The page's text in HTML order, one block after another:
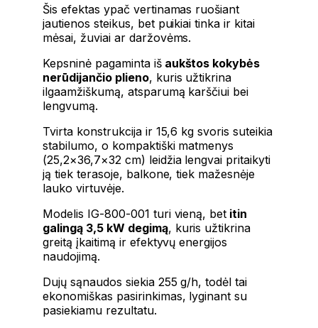
Šis efektas ypač vertinamas ruošiant
jautienos steikus, bet puikiai tinka ir kitai
mėsai, žuviai ar daržovėms.
Kepsninė pagaminta išaukštos kokybės
nerūdijančio plieno, kuris užtikrina
ilgaamžiškumą, atsparumą karščiui bei
lengvumą.
Tvirta konstrukcija ir 15,6 kg svoris suteikia
stabilumo, o kompaktiški matmenys
(25,2×36,7×32 cm) leidžia lengvai pritaikyti
ją tiek terasoje, balkone, tiek mažesnėje
lauko virtuvėje.
Modelis IG-800-001 turi vieną, bet itin
galingą 3,5 kW degimą, kuris užtikrina
greitą įkaitimą ir efektyvų energijos
naudojimą.
Dujų sąnaudos siekia 255 g/h, todėl tai
ekonomiškas pasirinkimas, lyginant su
pasiekiamu rezultatu.